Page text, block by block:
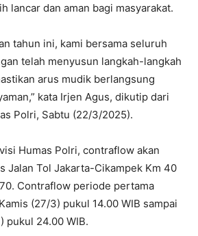
lancar dan aman bagi masyarakat.
tahun ini, kami bersama seluruh
telah menyusun langkah-langkah
arus mudik berlangsung
kata Irjen Agus, dikutip dari
Polri, Sabtu (22/3/2025).
Humas Polri, contraflow akan
Jalan Tol Jakarta-Cikampek Km 40
Contraflow periode pertama
(27/3) pukul 14.00 WIB sampai
pukul 24.00 WIB.